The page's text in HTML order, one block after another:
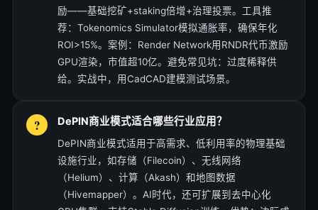
励——基础挖矿+staking倍增+治理投票。工具推
荐：Tokenomics Simulator模拟通胀率，确保年化
ROI>15%。案例：Render Network用RNDR代币激励
GPU渲染，市值超10亿。避免常见坑：过度稀释供
给。实战中，用CadCAD建模测试场景。
DePIN商业模式适合哪些行业应用？
DePIN商业模式适用于高需求、低利用率的物理基础
设施行业，如存储（Filecoin）、无线网络
（Helium）、计算（Akash）和地图数据
（Hivemapper）。AI时代，还可扩展到去中心化